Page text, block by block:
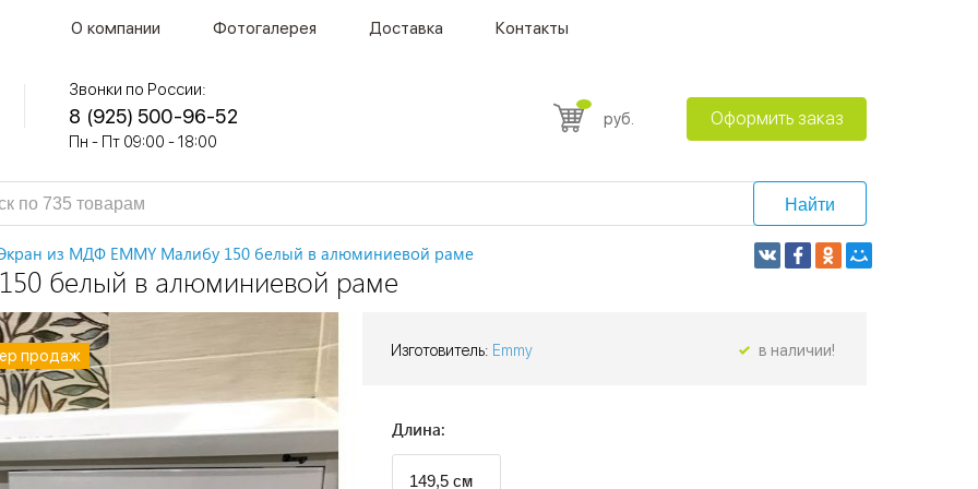
О компании Фотогалерея Доставка Контакты
Звонки по России:
8 (925) 500-96-52
Пн - Пт 09:00 - 18:00
руб. Оформить заказ
Найти
из МДФ EMMY Малибу 150 белый в алюминиевой раме
белый в алюминиевой раме
продаж
продаж
продаж
продаж
продаж
продаж
продаж
продаж
продаж
продаж
продаж
продаж
продаж
продаж
продаж
продаж
продаж
продаж
продаж
продаж
продаж Изготовитель: Emmy в наличии!
Длина: